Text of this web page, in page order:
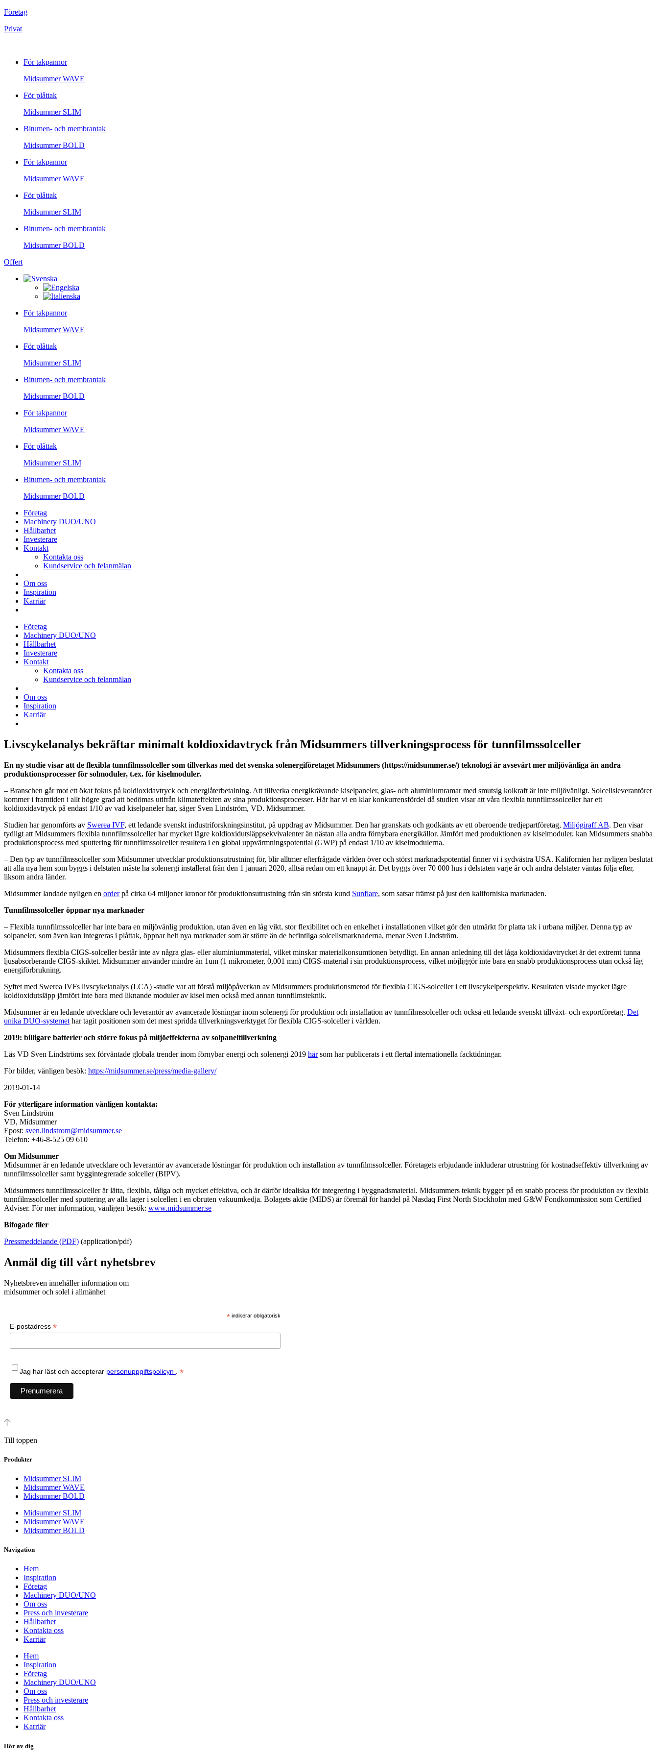
Företag
Privat
För takpannor
MidsummerWAVE
För plåttak
Midsummer SLIM
Bitumen- och membrantak
MidsummerBOLD
För takpannor
MidsummerWAVE
För plåttak
Midsummer SLIM
Bitumen- och membrantak
MidsummerBOLD
Offert
För takpannor
MidsummerWAVE
För plåttak
Midsummer SLIM
Bitumen- och membrantak
MidsummerBOLD
För takpannor
MidsummerWAVE
För plåttak
Midsummer SLIM
Bitumen- och membrantak
MidsummerBOLD
Företag
Machinery DUO/UNO
Hållbarhet
Investerare
Kontakt
Kontakta oss
Kundservice och felanmälan
Om oss
Inspiration
Karriär
Företag
Machinery DUO/UNO
Hållbarhet
Investerare
Kontakt
Kontakta oss
Kundservice och felanmälan
Om oss
Inspiration
Karriär
Livscykelanalys bekräftar minimalt koldioxidavtryck från Midsummers tillverkningsprocess för tunnfilmssolceller
En ny studie visar att de flexibla tunnfilmssolceller som tillverkas med det svenska solenergiföretaget Midsummers (https://midsummer.se/) teknologi är avsevärt mer miljövänliga än andra
produktionsprocesser för solmoduler, t.ex. för kiselmoduler.
– Branschen går mot ett ökat fokus på koldioxidavtryck och energiåterbetalning. Att tillverka energikrävande kiselpaneler, glas- och aluminiumramar med smutsig kolkraft är inte miljövänligt. Solcellsleverantörer
kommer i framtiden i allt högre grad att bedömas utifrån klimateffekten av sina produktionsprocesser. Här har vi en klar konkurrensfördel då studien visar att våra flexibla tunnfilmssolceller har ett
koldioxidavtryck på endast 1/10 av vad kiselpaneler har, säger Sven Lindström, VD. Midsummer.
Studien har genomförts av Swerea IVF, ett ledande svenskt industriforskningsinstitut, på uppdrag av Midsummer. Den har granskats och godkänts av ett oberoende tredjepartföretag, Miljögiraff AB. Den visar
tydligt att Midsummers flexibla tunnfilmssolceller har mycket lägre koldioxidutsläppsekvivalenter än nästan alla andra förnybara energikällor. Jämfört med produktionen av kiselmoduler, kan Midsummers snabba
produktionsprocess med sputtering för tunnfilmssolceller resultera i en global uppvärmningspotential (GWP) på endast 1/10 av kiselmodulerna.
– Den typ av tunnfilmssolceller som Midsummer utvecklar produktionsutrustning för, blir alltmer efterfrågade världen över och störst marknadspotential finner vi i sydvästra USA. Kalifornien har nyligen beslutat
att alla nya hem som byggs i delstaten måste ha solenergi installerat från den 1 januari 2020, alltså redan om ett knappt år. Det byggs över 70 000 hus i delstaten varje år och andra delstater väntas följa efter,
liksom andra länder.
Midsummer landade nyligen en orderpå cirka 64 miljoner kronor för produktionsutrustning från sin största kund Sunflare, som satsar främst på just den kaliforniska marknaden.
Tunnfilmssolceller öppnar nya marknader
– Flexibla tunnfilmssolceller har inte bara en miljövänlig produktion, utan även en låg vikt, stor flexibilitet och en enkelhet i installationen vilket gör den utmärkt för platta tak i urbana miljöer. Denna typ av
solpaneler, som även kan integreras i plåttak, öppnar helt nya marknader som är större än de befintliga solcellsmarknaderna, menar Sven Lindström.
Midsummers flexibla CIGS-solceller består inte av några glas- eller aluminiummaterial, vilket minskar materialkonsumtionen betydligt. En annan anledning till det låga koldioxidavtrycket är det extremt tunna
ljusabsorberande CIGS-skiktet. Midsummer använder mindre än 1um (1 mikrometer, 0,001 mm) CIGS-material i sin produktionsprocess, vilket möjliggör inte bara en snabb produktionsprocess utan också låg
energiförbrukning.
Syftet med Swerea IVFs livscykelanalys (LCA) -studie var att förstå miljöpåverkan av Midsummers produktionsmetod för flexibla CIGS-solceller i ett livscykelperspektiv. Resultaten visade mycket lägre
koldioxidutsläpp jämfört inte bara med liknande moduler av kisel men också med annan tunnfilmsteknik.
Midsummer är en ledande utvecklare och leverantör av avancerade lösningar inom solenergi för produktion och installation av tunnfilmssolceller och också ett ledande svenskt tillväxt- och exportföretag. Det
unika DUO-systemet har tagit positionen som det mest spridda tillverkningsverktyget för flexibla CIGS-solceller i världen.
2019: billigare batterier och större fokus på miljöeffekterna av solpaneltillverkning
Läs VD Sven Lindströms sex förväntade globala trender inom förnybar energi och solenergi 2019 härsom har publicerats i ett flertal internationella facktidningar.
För bilder, vänligen besök: https://midsummer.se/press/media-gallery/
2019-01-14
För ytterligare information vänligen kontakta:
Sven Lindström
VD, Midsummer
Epost: sven.lindstrom@midsummer.se
Telefon: +46-8-525 09 610
Om Midsummer
Midsummer är en ledande utvecklare och leverantör av avancerade lösningar för produktion och installation av tunnfilmssolceller. Företagets erbjudande inkluderar utrustning för kostnadseffektiv tillverkning av
tunnfilmssolceller samt byggintegrerade solceller (BIPV).
Midsummers tunnfilmssolceller är lätta, flexibla, tåliga och mycket effektiva, och är därför idealiska för integrering i byggnadsmaterial. Midsummers teknik bygger på en snabb process för produktion av flexibla
tunnfilmssolceller med sputtering av alla lager i solcellen i en obruten vakuumkedja. Bolagets aktie (MIDS) är föremål för handel på Nasdaq First North Stockholm med G&W Fondkommission som Certified
Adviser. För mer information, vänligen besök: www.midsummer.se
Bifogade filer
Pressmeddelande (PDF) (application/pdf)
Anmäl dig till vårt nyhetsbrev
Nyhetsbreven innehåller information om
midsummer och solel i allmänhet
*indikerar obligatorisk
E-postadress *
Jag har läst och accepterar personuppgiftspolicyn *
Till toppen
Produkter
Midsummer SLIM
Midsummer WAVE
Midsummer BOLD
Midsummer SLIM
Midsummer WAVE
Midsummer BOLD
Navigation
Hem
Inspiration
Företag
Machinery DUO/UNO
Om oss
Press och investerare
Hållbarhet
Kontakta oss
Karriär
Hem
Inspiration
Företag
Machinery DUO/UNO
Om oss
Press och investerare
Hållbarhet
Kontakta oss
Karriär
Hör av dig